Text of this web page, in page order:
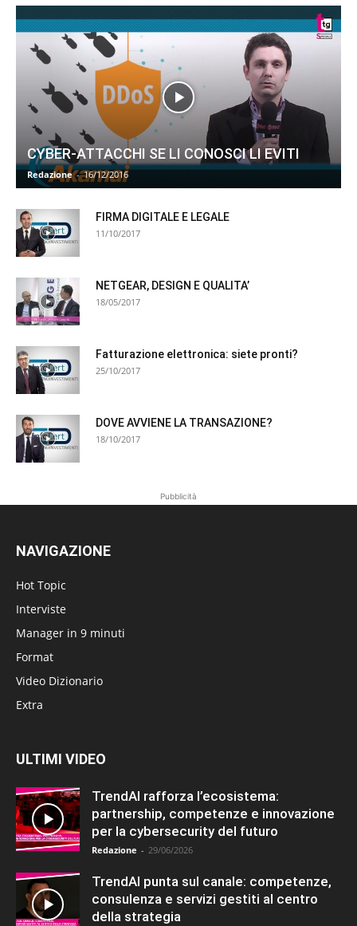
CYBER-ATTACCHI SE LI CONOSCI LI EVITI
Redazione - 16/12/2016
FIRMA DIGITALE E LEGALE
11/10/2017
NETGEAR, DESIGN E QUALITA’
18/05/2017
Fatturazione elettronica: siete pronti?
25/10/2017
DOVE AVVIENE LA TRANSAZIONE?
18/10/2017
Pubblicità
NAVIGAZIONE
Hot Topic
Interviste
Manager in 9 minuti
Format
Video Dizionario
Extra
ULTIMI VIDEO
TrendAI rafforza l’ecosistema:
partnership, competenze e innovazione
per la cybersecurity del futuro
Redazione - 29/06/2026
TrendAI punta sul canale: competenze,
consulenza e servizi gestiti al centro
della strategia